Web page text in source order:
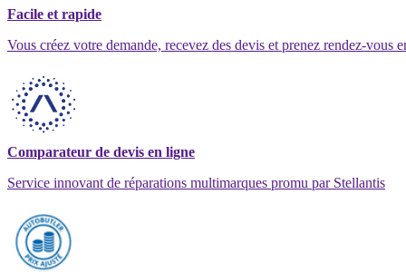
Facile et rapide
Vous créez votre demande, recevez des devis et prenez rendez-vous
Comparateur de devis en ligne
Service innovant de réparations multimarques promu par Stellantis